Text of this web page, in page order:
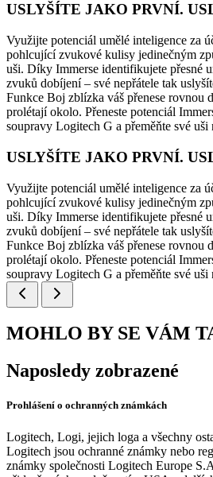
USLYŠÍTE JAKO PRVNÍ.
Využijte potenciál umělé inteligence za
pohlcující zvukové kulisy jedinečným
uši. Díky Immerse identifikujete přesné
zvuků dobíjení – své nepřátele tak
Funkce Boj zblízka váš přenese rovnou
prolétají okolo. Přeneste potenciál
soupravy Logitech G a přeměňte své uši
USLYŠÍTE JAKO PRVNÍ.
Využijte potenciál umělé inteligence za
pohlcující zvukové kulisy jedinečným
uši. Díky Immerse identifikujete přesné
zvuků dobíjení – své nepřátele tak
Funkce Boj zblízka váš přenese rovnou
prolétají okolo. Přeneste potenciál
soupravy Logitech G a přeměňte své uši
MOHLO BY SE VÁM
Naposledy zobrazené
Prohlášení o ochranných známkách
Logitech, Logi, jejich loga a všechny
Logitech jsou ochranné známky nebo
známky společnosti Logitech Europe